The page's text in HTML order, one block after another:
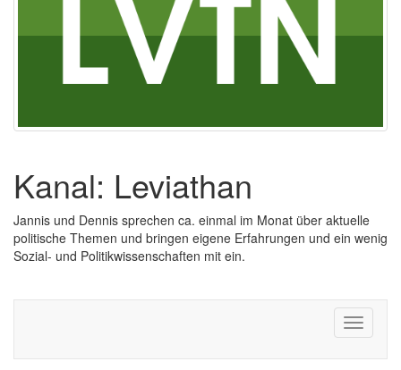
Kanal: Leviathan
Jannis und Dennis sprechen ca. einmal im Monat über aktuelle
politische Themen und bringen eigene Erfahrungen und ein wenig
Sozial- und Politikwissenschaften mit ein.